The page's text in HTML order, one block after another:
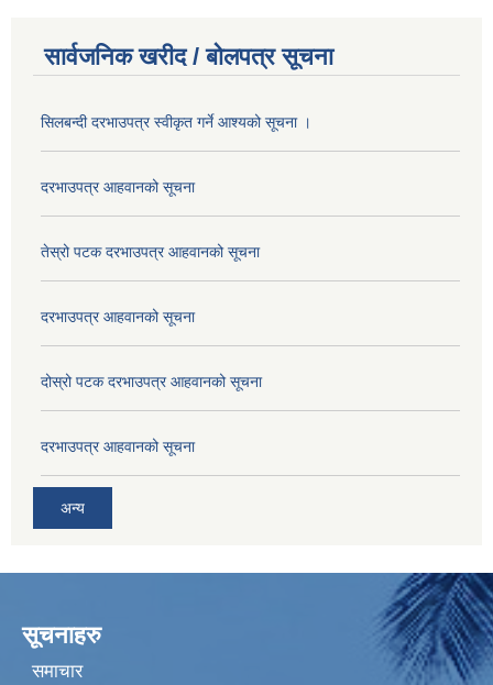
सार्वजनिक खरीद / बोलपत्र सूचना
सिलबन्दी दरभाउपत्र स्वीकृत गर्ने आश्यको सूचना ।
दरभाउपत्र आहवानको सूचना
तेस्रो पटक दरभाउपत्र आहवानको सूचना
दरभाउपत्र आहवानको सूचना
दोस्रो पटक दरभाउपत्र आहवानको सूचना
दरभाउपत्र आहवानको सूचना
अन्य
सूचनाहरु
समाचार